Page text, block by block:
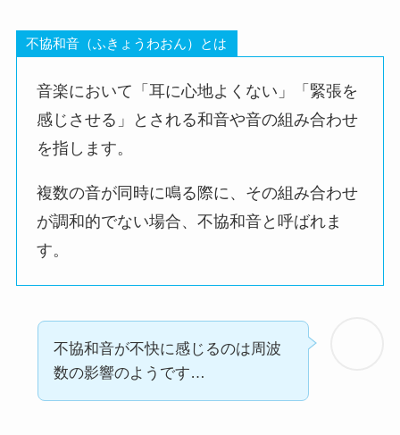
不協和音（ふきょうわおん）とは
音楽において「耳に心地よくない」「緊張を
感じさせる」とされる和音や音の組み合わせ
を指します。
複数の音が同時に鳴る際に、その組み合わせ
が調和的でない場合、不協和音と呼ばれま
す。
不協和音が不快に感じるのは周波
数の影響のようです…